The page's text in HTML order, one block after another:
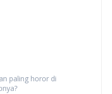
paling horor di